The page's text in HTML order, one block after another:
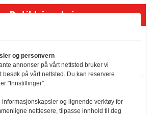
Butikk i praksis
dundrer videre
Slik opprettholdes
ølsalget
og personvern
annonser på vårt nettsted bruker vi
besøk på vårt nettsted. Du kan reservere
"Innstillinger".
informasjonskapsler og lignende verktøy for
nettlesere, tilpasse innhold til deg